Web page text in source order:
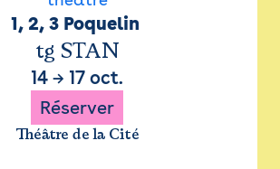
1, 2, 3 Poquelin
tg STAN
14 → 17 oct.
Réserver
Théâtre de la Cité